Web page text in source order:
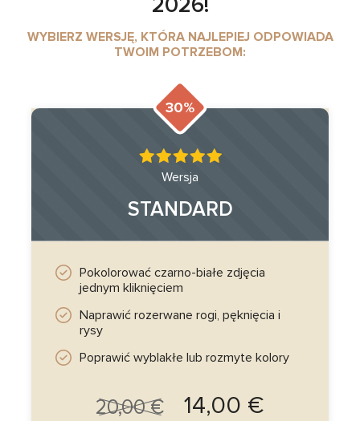
WYBIERZ WERSJĘ, KTÓRA NAJLEPIEJ ODPOWIADA
TWOIM POTRZEBOM:
30%
Wersja
STANDARD
Pokolorować czarno-białe zdjęcia
jednym kliknięciem
Naprawić rozerwane rogi, pęknięcia i
rysy
Poprawić wyblakłe lub rozmyte kolory
20,00 € 14,00 €